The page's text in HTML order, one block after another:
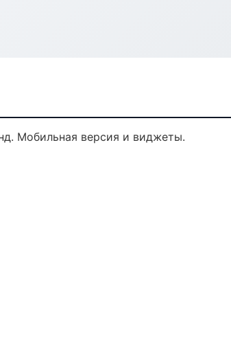
Мобильная версия и виджеты.